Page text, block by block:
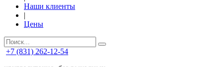
Наши клиенты
|
Цены
+7 (831) 262-12-54